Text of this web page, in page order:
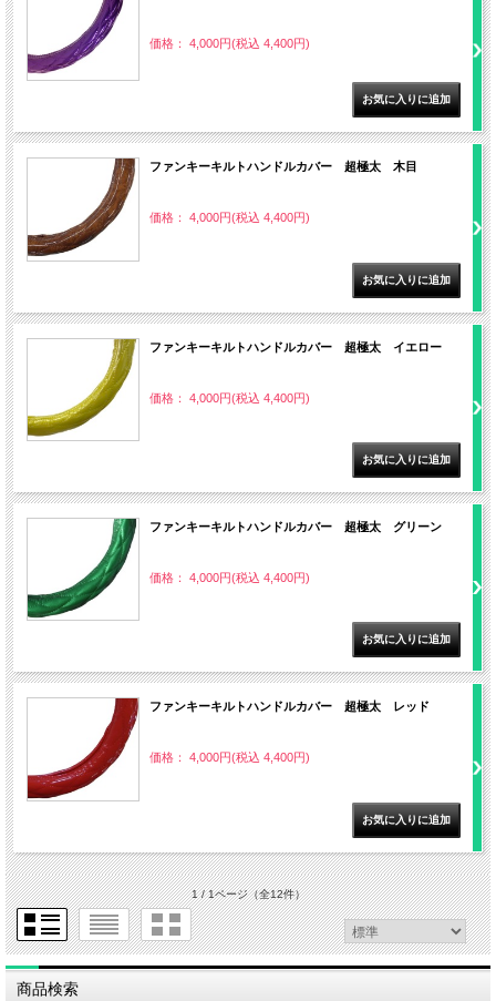
価格： 4,000円(税込 4,400円)
ファンキーキルトハンドルカバー 超極太 木目
価格： 4,000円(税込 4,400円)
ファンキーキルトハンドルカバー 超極太 イエロー
価格： 4,000円(税込 4,400円)
ファンキーキルトハンドルカバー 超極太 グリーン
価格： 4,000円(税込 4,400円)
ファンキーキルトハンドルカバー 超極太 レッド
価格： 4,000円(税込 4,400円)
1 / 1ページ（全12件）
商品検索